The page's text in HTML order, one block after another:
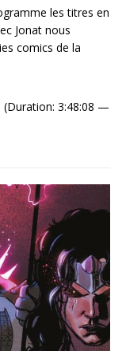
les titres en
Jonat nous
comics de la
(Duration: 3:48:08 —